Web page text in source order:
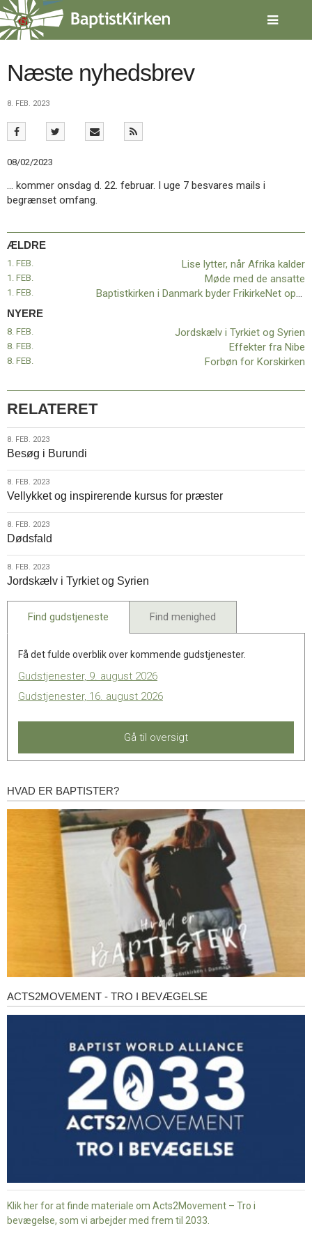
Spring
menu
over
gå
tilbage
forsiden
2.0:
Nyheder
3.0:
Kalender
4.0:
Inspiration
7.0:
Om
8.0:
Kontakt
9.0:
Forside
11.0:
Kalender
12.0:
Inspiration
13.0:
Værktøjskassen
14.0:
Mission
BaptistKirken
16.0:
Kontakt
Næste
indlæg:
Jordskælv
Tyrkiet
og
indlæg:
lytter,
når
kalder
Næste nyhedsbrev
8. FEB. 2023
08/02/2023
… kommer onsdag d. 22. februar. I uge 7 besvares mails i
begrænset omfang.
ÆLDRE
1. FEB. Lise lytter, når Afrika kalder
1. FEB. Møde med de ansatte
1. FEB. Baptistkirken i Danmark byder FrikirkeNet op til dans
NYERE
Jordskælv i Tyrkiet og Syrien
8. FEB.
Effekter fra Nibe
8. FEB.
Forbøn for Korskirken
8. FEB.
RELATERET
8.
feb.
2023
8. FEB. 2023
Besøg i Burundi
8.
feb.
2023
8. FEB. 2023
Vellykket og inspirerende kursus for præster
8.
feb.
2023
8. FEB. 2023
Dødsfald
8.
feb.
2023
8. FEB. 2023
Jordskælv i Tyrkiet og Syrien
Find gudstjeneste Find menighed
Få det fulde overblik over kommende gudstjenester.
Gudstjenester, 9. august 2026
Gudstjenester, 16. august 2026
Gå til oversigt
Hvad
HVAD ER BAPTISTER?
Acts2Movement
ACTS2MOVEMENT - TRO I BEVÆGELSE
Klik her for at finde materiale om Acts2Movement – Tro i
bevægelse, som vi arbejder med frem til 2033.